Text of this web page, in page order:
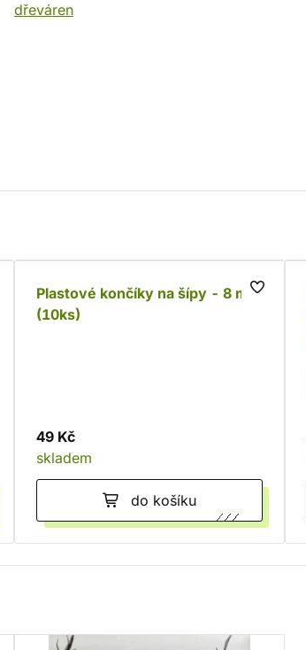
dřeváren
Plastové končíky na šípy - 8 mm
(10ks)
49 Kč
skladem
do košíku